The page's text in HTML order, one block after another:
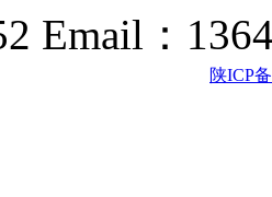
Email：
陕ICP